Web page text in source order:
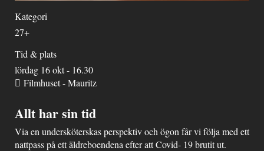
Kategori
27+
Tid & plats
lördag 16 okt - 16.30
Filmhuset - Mauritz
Allt har sin tid
Via en undersköterskas perspektiv och ögon får vi följa med ett
nattpass på ett äldreboendena efter att Covid- 19 brutit ut.